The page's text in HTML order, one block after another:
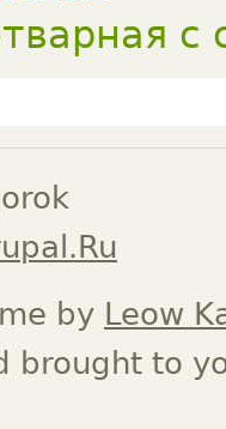
с
by Leow
brought to